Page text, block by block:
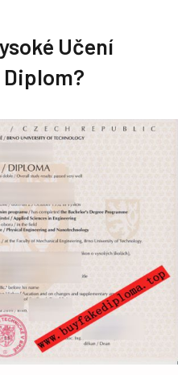
Učení
Diplom?